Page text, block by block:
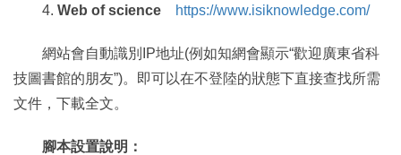
4. Web of science https://www.isiknowledge.com/
網站會自動識別IP地址(例如知網會顯示“歡迎廣東省科
技圖書館的朋友”)。即可以在不登陸的狀態下直接查找所需
文件，下載全文。
腳本設置說明：